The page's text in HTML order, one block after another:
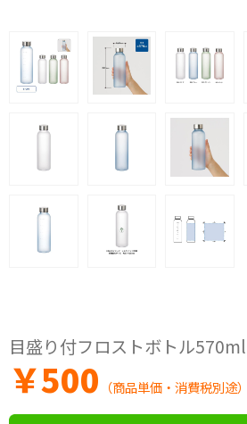
目盛り付フロストボトル570ml
￥500 （商品単価・消費税別途）